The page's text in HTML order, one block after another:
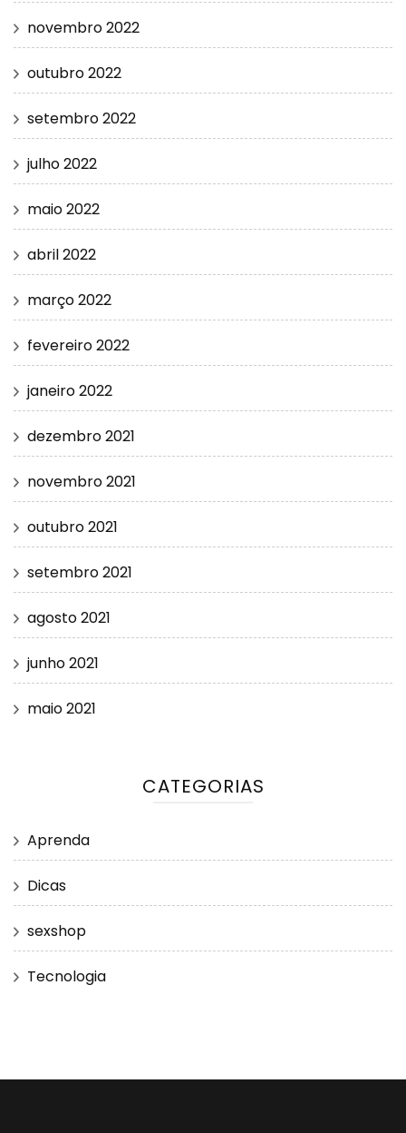
novembro 2022
outubro 2022
setembro 2022
julho 2022
maio 2022
abril 2022
março 2022
fevereiro 2022
janeiro 2022
dezembro 2021
novembro 2021
outubro 2021
setembro 2021
agosto 2021
junho 2021
maio 2021
CATEGORIAS
Aprenda
Dicas
sexshop
Tecnologia